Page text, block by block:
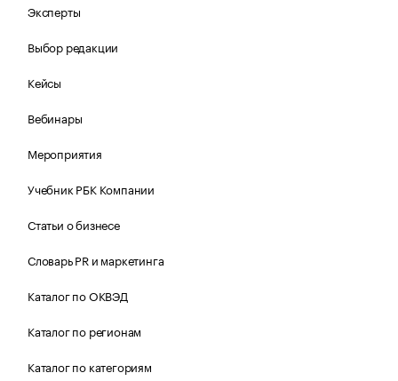
Эксперты
Выбор редакции
Кейсы
Вебинары
Мероприятия
Учебник РБК Компании
Статьи о бизнесе
Словарь PR и маркетинга
Каталог по ОКВЭД
Каталог по регионам
Каталог по категориям